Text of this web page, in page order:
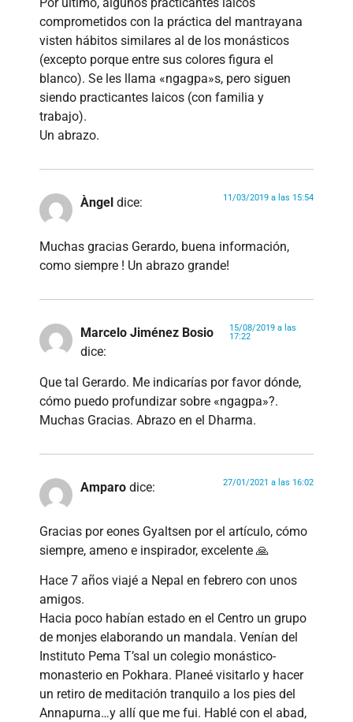
comprometidos con la práctica del mantrayana
visten hábitos similares al de los monásticos
(excepto porque entre sus colores figura el
blanco). Se les llama «ngagpa»s, pero siguen
siendo practicantes laicos (con familia y
trabajo).
Un abrazo.
Àngel dice: 11/03/2019 a las 15:54
Muchas gracias Gerardo, buena información,
como siempre ! Un abrazo grande!
Marcelo Jiménez Bosio
dice:
15/08/2019 a las
17:22
Que tal Gerardo. Me indicarías por favor dónde,
cómo puedo profundizar sobre «ngagpa»?.
Muchas Gracias. Abrazo en el Dharma.
Amparo dice: 27/01/2021 a las 16:02
Gracias por eones Gyaltsen por el artículo, cómo
siempre, ameno e inspirador, excelente 🙏
Hace 7 años viajé a Nepal en febrero con unos
amigos.
Hacia poco habían estado en el Centro un grupo
de monjes elaborando un mandala. Venían del
Instituto Pema T’sal un colegio monástico-
monasterio en Pokhara. Planeé visitarlo y hacer
un retiro de meditación tranquilo a los pies del
Annapurna…y allí que me fui. Hablé con el abad,